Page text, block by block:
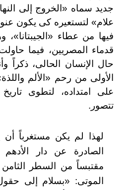
جديد سماه «الخروج إلى
علام» لتستعيره كى يكون
فيها من عطاء
قدماء المصريين، فيما
حال الإنسان الحالى، ذكراً
الأولى من رحم «الألم
على امتداده، لتطوى
تتصور .
لهذا لم يكن مستغرباً أن
مقتبساً من السطر
الموتى: «بسلام إلى